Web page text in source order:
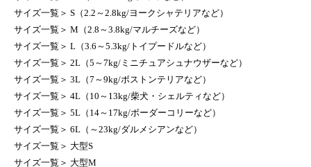
サイズ一覧 ＞ S（2.2～2.8kg/ヨークシャテリアなど）
サイズ一覧 ＞ M（2.8～3.8kg/マルチーズなど）
サイズ一覧 ＞ L（3.6～5.3kg/トイプードルなど）
サイズ一覧 ＞ 2L（5～7kg/ミニチュアシュナウザーなど）
サイズ一覧 ＞ 3L（7～9kg/ボストンテリアなど）
サイズ一覧 ＞ 4L（10～13kg/柴犬・シェルティなど）
サイズ一覧 ＞ 5L（14～17kg/ボーダーコリーなど）
サイズ一覧 ＞ 6L（～23kg/ダルメシアンなど）
サイズ一覧 ＞ 大型S
サイズ一覧 ＞ 大型M